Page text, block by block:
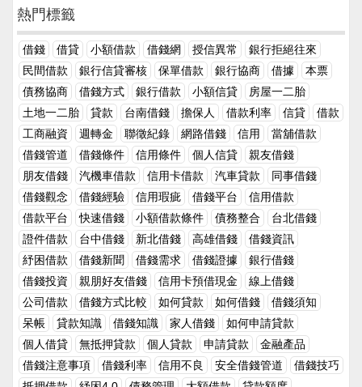
差一筆錢希望你可以幫助他的時候，這時請務必在三查證，也多多
了解朋友究竟是要做什麼樣的創樣或投資，除了可以幫他排除風險
外，也可以建議他先自己去找一份正職的工作自己努力賺錢，學會
理財後再開始自己創樣投資，一方面是盡到朋友的情誼協助她可以
真的改過向善，一方面是可以避免掉借錢的這個風險，畢竟已經有
了解過這個朋友先前的處世態度，實在是不太建議拿自己辛苦賺來
的錢賭這一把。二、把友誼、情誼掛在嘴邊的人這種類型的人其實
是所謂得偽君子，假如一個真把你們之間友誼看得特別重的人，是
絕對不會隨意開口向你借錢的。曾經看過朋友因為自己缺錢而向另
外一個朋友開口借錢，但因為他自己也沒有多餘的閒錢，竟然希望
他去向銀行或家人借錢來幫助他。如果身邊有這種朋友真的是可以
不留情面的斷絕來往了，難道自己就沒有朋友家人？沒辦法自己向
銀行借錢嗎？會這樣做的往往都是利用感情勒索來為自己得到好
處，從一開始交這個朋友都是為了自己的利益著想，這種朋友實在
是借不得！三、小心眼的人許多人在和朋友借錢時都會給自己預設
一個可能借到的金額，往往只要朋友借給他的金額和她心理預期的
不符合，還是會把這筆錢借了，之後四處跟別人說朋友很小氣只借
他一點錢，等到還錢的時候沒有準時還上，朋友稍微提醒一下又會
被說就一點點錢有必要催促成這樣嗎？當你把自己的錢借給這樣的
朋友時，無疑是做了件吃力不討好的事，讓自己陷入進退兩難的情
況。 其實無論朋友需要的是小額借款或是較大額的借貸時，通常
我都會建議他們可以尋求民間借款的幫助，必竟朋友借錢之間容易
產生的風險實在太多了。況且，現在網路發達，只要在網路上尋找
借錢或是小額借款的相關資訊都可以輕易找到全省各地的借款方
我們的預期或是可以負擔的範圍，這時不免會猶豫要不要拒絕。拒
絕了怕對方覺得我不認同這份友情的價值；不拒絕又會造成自己財
務上的困擾。其實，在現在網際網路發達的時代，當朋友急需用錢
時也可以介紹他至網路上快速借錢的民間借錢管道，如4497借錢
網就有提供24小時的民間借款資訊，如：小額借款、證件借款、
汽機車借款、支票借款等管道，也有提供當日撥款以及要如何借款
的相關資訊，且服務都是全省的，相信可以很快速的幫助到朋友度
過資金難關。當朋友需要借錢時，只要你詢問了＂借多少＂，就讓
自己陷入了困境其實很多時候，朋友來借錢都是抱持著試一試的態
度，但一聽到這個回復心中都會有所期待，覺得可以從你這邊借到
錢。但只要最後借款的金額和原先說好的不同，或是最後因其他因
素沒有借錢給朋友，都會讓彼此的關係蒙上了陰影，說實在的是件
吃力不討好的事情。與其問朋友＂借多少＂，不如問朋友＂怎麼了
＂朋友來借錢時最適合的回答就是＂怎麼了＂，除了可以讓對方覺
得自己是有真的在關心她，若日後沒有借錢給他也讓彼此都有個台
階可以下。況且，若朋友真的是因為疾病或是家裡出事了急需周轉
金，不論你借多少錢給她都會銘記在心，對我們更加感激。若需要
的金額超出自己可以負擔的範圍也可以讓朋友到4497借錢網尋找
其他民間借款管道的金主幫忙，相信可以順利讓朋友度過難關的。
延伸閱讀：如何使用借錢網？該怎麼借錢呢？安全可靠的借錢平
台-4497借錢網為甚麼要用借錢平台而不找朋友借錢呢?
熱門標籤
借錢 借貸 小額借款 借錢網 授信異常
銀行拒絕往來
民間借款
銀行信貸審核 保單借款 銀行協商 借據
本票
債務協商
借錢方式 銀行借款 小額信貸
房屋一二胎
土地一二胎
貸款 台南借錢 擔保人 借款利率 信貸
借款
工商融資
週轉金 聯徵紀錄 網路借錢 信用
當舖借款
借錢管道
借錢條件 信用條件 個人信貸
親友借錢
朋友借錢
汽機車借款 信用卡借款 汽車貸款
同事借錢
借錢觀念
借錢經驗 信用瑕疵 借錢平台
信用借款
借款平台
快速借錢 小額借款條件 債務整合
台北借錢
證件借款
台中借錢 新北借錢 高雄借錢
借錢資訊
紓困借款
借錢新聞 借錢需求 借錢證據
銀行借錢
借錢投資
親朋好友借錢 信用卡預借現金
線上借錢
公司借款
借錢方式比較 如何貸款 如何借錢
借錢須知
呆帳
貸款知識 借錢知識 家人借錢
如何申請貸款
個人借貸
無抵押貸款 個人貸款 申請貸款
金融產品
借錢注意事項
借錢利率 信用不良 安全借錢管道
借錢技巧